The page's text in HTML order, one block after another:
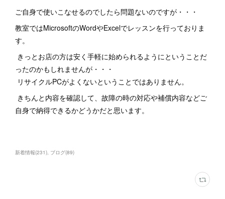
ご自身で使いこなせるのでしたら問題ないのですが・・・
教室ではMicrosoftのWordやExcelでレッスンを行っておりま
す。
きっとお店の方は安く手軽に始められるようにということだ
ったのかもしれませんが・・・
リサイクルPCがよくないということではありません。
きちんと内容を確認して、故障の時の対応や補償内容などご
自身で納得できるかどうかだと思います。
新着情報(231) ブログ(89)